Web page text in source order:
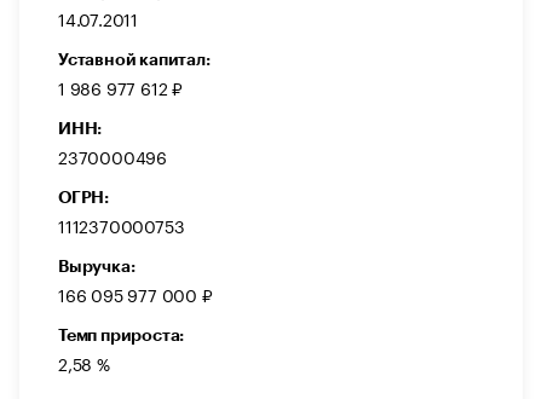
14.07.2011
Уставной капитал:
1 986 977 612 ₽
ИНН:
2370000496
ОГРН:
1112370000753
Выручка:
166 095 977 000 ₽
Темп прироста:
2,58 %